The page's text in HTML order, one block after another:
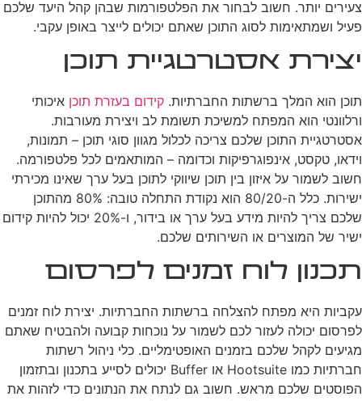
צעירים יותר. חשוב לבחור את הפלטפורמות שבהן קהל היעד שלכם
פעיל ושמתאימות לסוג התוכן שאתם יכולים לייצר באופן עקבי.
יצירת אסטרטגיית תוכן
תוכן הוא המלך ברשתות החברתיות. קידום בעזרת תוכן איכותי
ורלוונטי הוא המפתח למשיכת תשומת לב ויצירת מעורבות.
אסטרטגיית התוכן שלכם צריכה לכלול מגוון סוגי תוכן – תמונות,
וידאו, טקסט, אינפוגרפיקות וכדומה – המותאמים לכל פלטפורמה.
חשוב לשמור על איזון בין תוכן שיווקי לתוכן בעל ערך שאינו מכירתי
ישירות. כלל ה-80/20 הוא נקודת התחלה טובה: 80% מהתוכן
שלכם צריך להיות מידע בעל ערך או בידור, ו-20% יכול להיות קידום
ישיר של המוצרים או השירותים שלכם.
תכנון לוח זמנים לפרסום
עקביות היא מפתח להצלחה ברשתות החברתיות. יצירת לוח זמנים
לפרסום יכולה לעזור לכם לשמור על נוכחות קבועה ולהבטיח שאתם
מגיעים לקהל שלכם בזמנים האופטימליים. כלי ניהול רשתות
חברתיות כמו Hootsuite או Buffer יכולים לסייע בתכנון ובתזמון
הפוסטים שלכם מראש. חשוב גם לנתח את הנתונים כדי לזהות את